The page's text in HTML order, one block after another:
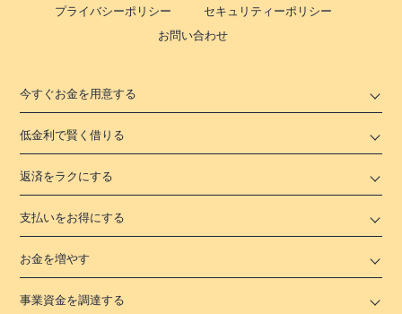
プライバシーポリシー
セキュリティーポリシー
お問い合わせ
今すぐお金を用意する
低金利で賢く借りる
返済をラクにする
支払いをお得にする
お金を増やす
事業資金を調達する